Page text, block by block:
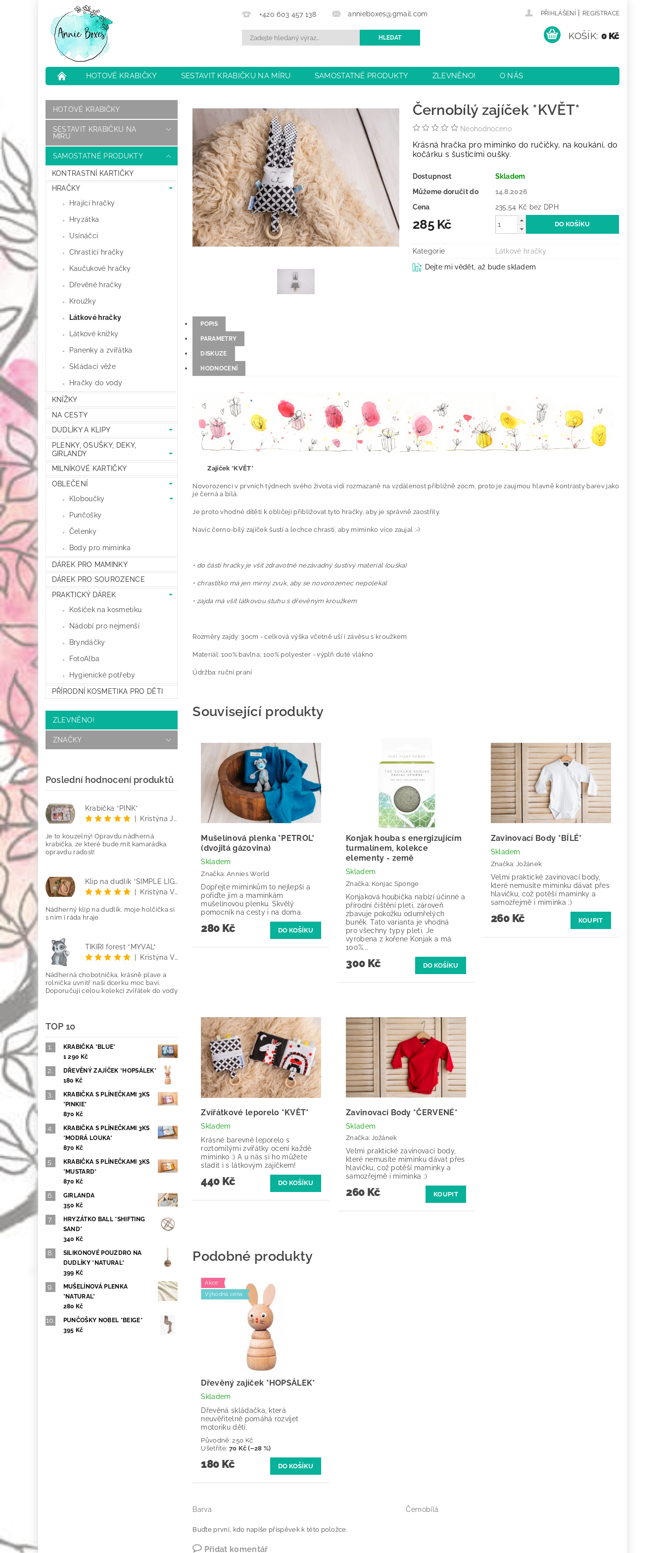
+420 603 457 138 annieboxes@gmail.com PŘIHLÁŠENÍ | REGISTRACE
KOŠÍK: 0 Kč
HOTOVÉ KRABIČKY SESTAVIT KRABIČKU NA MÍRU SAMOSTATNÉ PRODUKTY ZLEVNĚNO!
O NÁS
HOTOVÉ KRABIČKY
SESTAVIT KRABIČKU NA
MÍRU
SAMOSTATNÉ PRODUKTY
KONTRASTNÍ KARTIČKY
HRAČKY
Hrající hračky
Hryzátka
Usínáčci
Chrastící hračky
Kaučukové hračky
Dřevěné hračky
Kroužky
Látkové hračky
Látkové knížky
Panenky a zvířátka
Skládací věže
Hračky do vody
KNÍŽKY
NA CESTY
DUDLÍKY A KLIPY
PLENKY, OSUŠKY, DEKY,
GIRLANDY
MILNÍKOVÉ KARTIČKY
OBLEČENÍ
Kloboučky
Punčošky
Čelenky
Body pro miminka
DÁREK PRO MAMINKY
DÁREK PRO SOUROZENCE
PRAKTICKÝ DÁREK
Košíček na kosmetiku
Nádobí pro nejmenší
Bryndáčky
FotoAlba
Hygienické potřeby
PŘÍRODNÍ KOSMETIKA PRO DĚTI
ZLEVNĚNO!
ZNAČKY
Poslední hodnocení produktů
Krabička *PINK*
Kristýna Jenčo
Je to kouzelný! Opravdu nádherná
krabička, ze které bude mít kamarádka
opravdu radost!
Klip na dudlík *SIMPLE LIGHT PINK*
Kristýna Vetyšková
Nádherný klip na dudlík, moje holčička si
s ním i ráda hraje
TIKIRI forest *MÝVAL*
Kristýna Vetyšková
Nádherná chobotnička, krásně plave a
rolnička uvnitř naši dcerku moc baví.
Doporučuji celou kolekci zvířátek do vody
TOP 10
KRABIČKA *BLUE*
1 290 Kč
DŘEVĚNÝ ZAJÍČEK *HOPSÁLEK*
180 Kč
KRABIČKA S PLÍNEČKAMI 3KS
*PINKIE*
870 Kč
KRABIČKA S PLÍNEČKAMI 3KS
*MODRÁ LOUKA*
870 Kč
KRABIČKA S PLÍNEČKAMI 3KS
*MUSTARD*
870 Kč
GIRLANDA
350 Kč
HRYZÁTKO BALL *SHIFTING
SAND*
340 Kč
SILIKONOVÉ POUZDRO NA
DUDLÍKY *NATURAL*
399 Kč
MUŠELÍNOVÁ PLENKA
*NATURAL*
280 Kč
PUNČOŠKY NOBEL *BEIGE*
395 Kč
Černobílý zajíček *KVĚT*
Neohodnoceno
Krásná hračka pro miminko do ručičky, na koukání, do
kočárku s šustícími oušky.
Dostupnost
Skladem
Můžeme doručit do
14.8.2026
Cena
235,54 Kč bez DPH
285 Kč
Kategorie
Látkové hračky
Dejte mi vědět, až bude skladem
POPIS
PARAMETRY
DISKUZE
HODNOCENÍ
Zajíček *KVĚT*
Novorozenci v prvních týdnech svého života vidí rozmazaně na vzdálenost přibližně 20cm, proto je zaujmou hlavně kontrasty barev jako
je černá a bílá.
Je proto vhodné dítěti k obličeji přibližovat tyto hračky, aby je správně zaostřily.
Navíc černo-bílý zajíček šustí a lechce chrastí, aby miminko více zaujal :-)
• do částí hračky je všit zdravotně nezávadný šustivý materiál (ouška)
• chrastítko má jen mírný zvuk, aby se novorozenec nepolekal
• zajda má všit látkovou stuhu s dřevěným kroužkem
Rozměry zajdy: 30cm - celková výška včetně uší i závěsu s kroužkem
Materiál: 100% bavlna, 100% polyester - výplň duté vlákno
Údržba: ruční praní
Související produkty
Mušelínová plenka *PETROL*
(dvojitá gázovina)
Skladem
Značka: Annies World
Dopřejte miminkům to nejlepší a
pořiďte jim a maminkám
mušelínovou plenku. Skvělý
pomocník na cesty i na doma.
280 Kč
Konjak houba s energizujícím
turmalínem, kolekce
elementy - země
Skladem
Značka: Konjac Sponge
Konjaková houbička nabízí účinné a
přírodní čištění pleti, zároveň
zbavuje pokožku odumřelých
buněk. Tato varianta je vhodná
pro všechny typy pleti. Je
vyrobena z kořene Konjak a má
100%...
300 Kč
Zavinovací Body *BÍLÉ*
Skladem
Značka: Jožánek
Velmi praktické zavinovací body,
které nemusíte miminku dávat přes
hlavičku, což potěší maminky a
samozřejmě i miminka :)
260 Kč KOUPIT
Zvířátkové leporelo *KVĚT*
Skladem
Krásné barevné leporelo s
roztomilými zvířátky ocení každé
miminko :) A u nás si ho můžete
sladit i s látkovým zajíčkem!
440 Kč
Zavinovací Body *ČERVENÉ*
Skladem
Značka: Jožánek
Velmi praktické zavinovací body,
které nemusíte miminku dávat přes
hlavičku, což potěší maminky a
samozřejmě i miminka :)
260 Kč KOUPIT
Podobné produkty
Akce
Výhodná cena
Dřevěný zajíček *HOPSÁLEK*
Skladem
Dřevěná skládačka, která
neuvěřitelně pomáhá rozvíjet
motoriku dětí.
Původně: 250 Kč
Ušetříte: 70 Kč (–28 %)
180 Kč
Barva Černobílá
Buďte první, kdo napíše příspěvek k této položce.
Přidat komentář